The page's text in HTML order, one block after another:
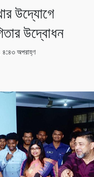
উদ্যোগে
উদ্বোধন
অপরাহ্ণ